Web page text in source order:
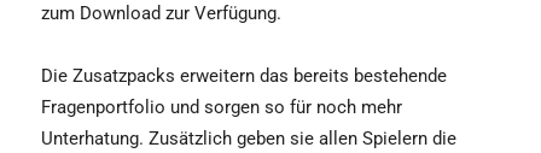
zum Download zur Verfügung.
Die Zusatzpacks erweitern das bereits bestehende
Fragenportfolio und sorgen so für noch mehr
Unterhatung. Zusätzlich geben sie allen Spielern die